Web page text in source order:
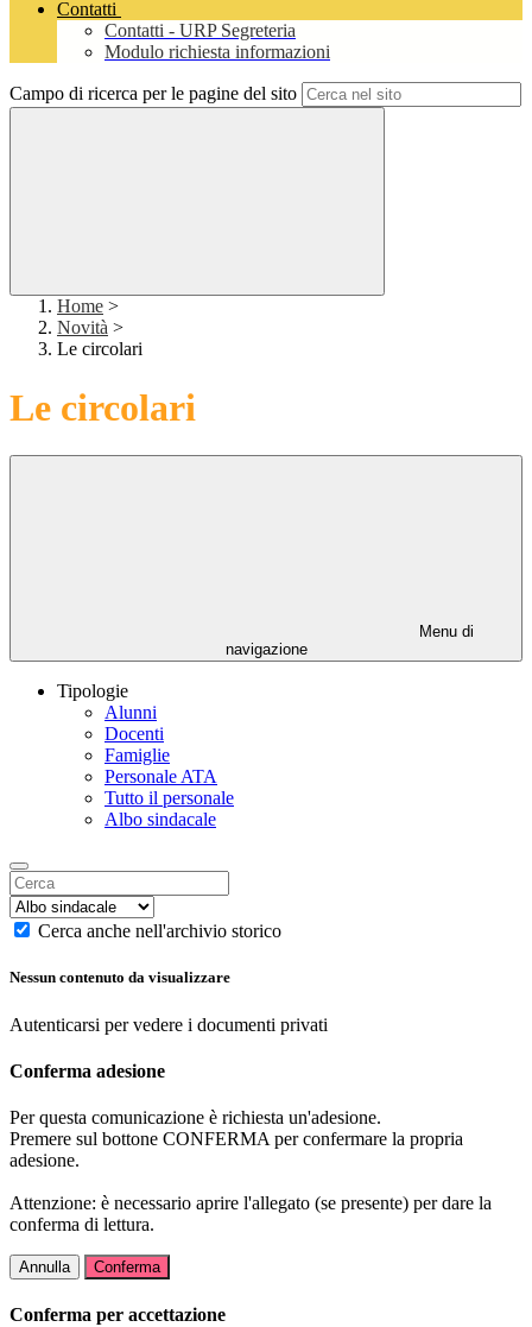
Contatti
Contatti - URP Segreteria
Modulo richiesta informazioni
Campo di ricerca per le pagine del sito
Home >
Novità >
Le circolari
Le circolari
Menu di
navigazione
Tipologie
Alunni
Docenti
Famiglie
Personale ATA
Tutto il personale
Albo sindacale
Cerca anche nell'archivio storico
Nessun contenuto da visualizzare
Autenticarsi per vedere i documenti privati
Conferma adesione
Per questa comunicazione è richiesta un'adesione.
Premere sul bottone CONFERMA per confermare la propria
adesione.
Attenzione: è necessario aprire l'allegato (se presente) per dare la
conferma di lettura.
Annulla Conferma
Conferma per accettazione